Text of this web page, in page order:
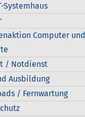
Systemhaus
Computer und
/ Notdienst
Ausbildung
/ Fernwartung